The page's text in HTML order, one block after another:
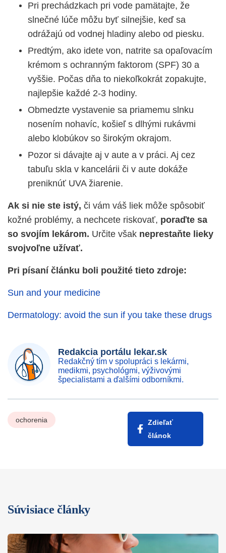
Pri prechádzkach pri vode pamätajte, že
slnečné lúče môžu byť silnejšie, keď sa
odrážajú od vodnej hladiny alebo od piesku.
Predtým, ako idete von, natrite sa opaľovacím
krémom s ochranným faktorom (SPF) 30 a
vyššie. Počas dňa to niekoľkokrát zopakujte,
najlepšie každé 2-3 hodiny.
Obmedzte vystavenie sa priamemu slnku
nosením nohavíc, košieľ s dlhými rukávmi
alebo klobúkov so širokým okrajom.
Pozor si dávajte aj v aute a v práci. Aj cez
tabuľu skla v kancelárii či v aute dokáže
preniknúť UVA žiarenie.
Ak si nie ste istý, či vám váš liek môže spôsobiť
kožné problémy, a nechcete riskovať, poraďte sa
so svojím lekárom. Určite však neprestaňte lieky
svojvoľne užívať.
Pri písaní článku boli použité tieto zdroje:
Sun and your medicine
Dermatology: avoid the sun if you take these drugs
Redakcia portálu lekar.sk
Redakčný tím v spolupráci s lekármi,
medikmi, psychológmi, výživovými
špecialistami a ďalšími odborníkmi.
ochorenia
Zdieľať
článok
Súvisiace články